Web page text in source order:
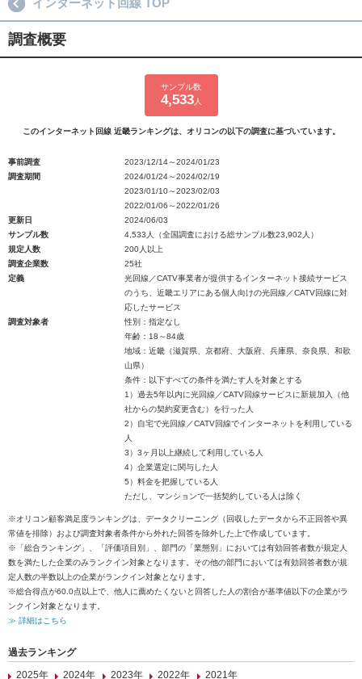
インターネット回線 TOP
調査概要
サンプル数
4,533人
このインターネット回線 近畿ランキングは、オリコンの以下の調査に基づいています。
事前調査
2023/12/14～2024/01/23
調査期間
2024/01/24～2024/02/19
2023/01/10～2023/02/03
2022/01/06～2022/01/26
更新日
2024/06/03
サンプル数
4,533人（全国調査における総サンプル数23,902人）
規定人数
200人以上
調査企業数
25社
定義
光回線／CATV事業者が提供するインターネット接続サービス
のうち、近畿エリアにある個人向けの光回線／CATV回線に対
応したサービス
調査対象者
性別：指定なし
年齢：18～84歳
地域：近畿（滋賀県、京都府、大阪府、兵庫県、奈良県、和歌
山県）
条件：以下すべての条件を満たす人を対象とする
1）過去5年以内に光回線／CATV回線サービスに新規加入（他
社からの契約変更含む）を行った人
2）自宅で光回線／CATV回線でインターネットを利用している
人
3）3ヶ月以上継続して利用している人
4）企業選定に関与した人
5）料金を把握している人
ただし、マンションで一括契約している人は除く
※オリコン顧客満足度ランキングは、データクリーニング（回収したデータから不正回答や異
常値を排除）および調査対象者条件から外れた回答を除外した上で作成しています。
※「総合ランキング」、「評価項目別」、部門の「業態別」においては有効回答者数が規定人
数を満たした企業のみランクイン対象となります。その他の部門においては有効回答者数が規
定人数の半数以上の企業がランクイン対象となります。
※総合得点が60.0点以上で、他人に薦めたくないと回答した人の割合が基準値以下の企業がラ
ンクイン対象となります。
≫ 詳細はこちら
過去ランキング
2025年
2024年 2023年 2022年 2021年